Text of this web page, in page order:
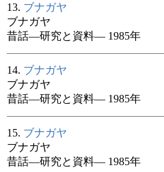
13. ブナガヤ
ブナガヤ
昔話―研究と資料― 1985年
14. ブナガヤ
ブナガヤ
昔話―研究と資料― 1985年
15. ブナガヤ
ブナガヤ
昔話―研究と資料― 1985年